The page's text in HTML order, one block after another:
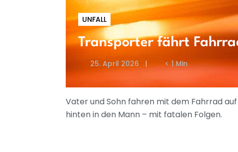
UNFALL
Transporter fährt
25. April 2026 < 1 Min
Vater und Sohn fahren mit dem Fahrrad
hinten in den Mann – mit fatalen Folgen.